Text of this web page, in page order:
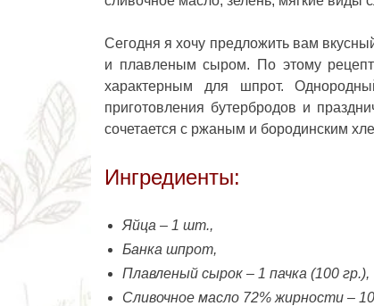
Сегодня я хочу предложить вам
и плавленым сыром. По этому
характерным для шпрот.
приготовления бутербродов и
сочетается с ржаным и бородинским
Ингредиенты:
Яйца – 1 шт.,
Банка шпрот,
Плавленый сырок – 1 пачка (100 гр.),
Сливочное масло 72% жирности –